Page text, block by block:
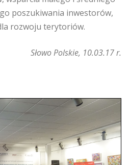
poszukiwania inwestorów,
rozwoju terytoriów.
Słowo Polskie, 10.03.17 r.